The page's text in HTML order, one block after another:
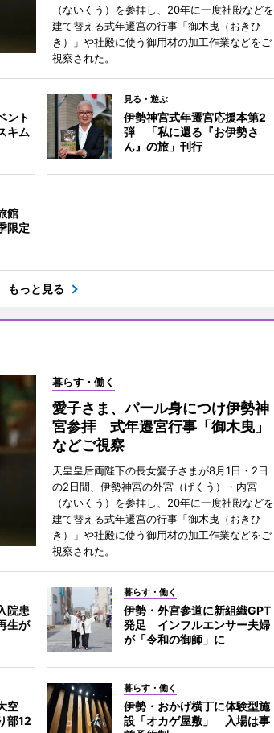
（ないくう）を参拝し、20年に一度社殿などを
建て替える式年遷宮の行事「御木曳（おきひ
き）」や社殿に使う御用材の加工作業などをご
視察された。
ント
キム
見る・遊ぶ
伊勢神宮式年遷宮応援本第2
弾 「私に還る『お伊勢さ
ん』の旅」刊行
館
限定
もっと見る
暮らす・働く
愛子さま、パール身につけ伊勢神
宮参拝 式年遷宮行事「御木曳」
などご視察
天皇皇后両陛下の長女愛子さまが8月1日・2日
の2日間、伊勢神宮の外宮（げくう）・内宮
（ないくう）を参拝し、20年に一度社殿などを
建て替える式年遷宮の行事「御木曳（おきひ
き）」や社殿に使う御用材の加工作業などをご
視察された。
院患
生が
暮らす・働く
伊勢・外宮参道に新組織GPT
発足 インフルエンサー夫婦
が「令和の御師」に
空
部12
暮らす・働く
伊勢・おかげ横丁に体験型施
設「オカゲ屋敷」 入場は事